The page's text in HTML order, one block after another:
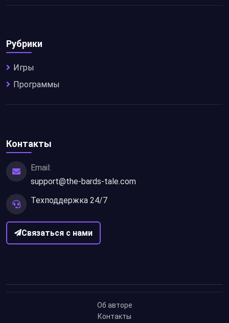
Рубрики
Игры
Программы
Контакты
Email:
support@the-bards-tale.com
Техподдержка 24/7
Связаться с нами
Об авторе
Контакты